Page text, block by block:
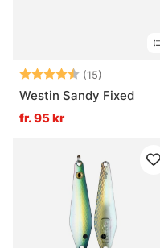
Betyg: (15)
4.8 utav
Westin Sandy Fixed
fr. 95 kr